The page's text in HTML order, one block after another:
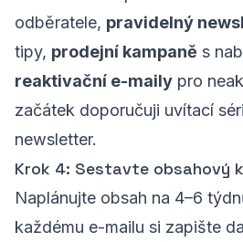
odběratele, pravidelný
tipy, prodejní kampaně s
reaktivační e-maily pro
začátek doporučuji uvítací
newsletter.
Krok 4: Sestavte obsahový
Naplánujte obsah na 4–6
každému e-mailu si zapište